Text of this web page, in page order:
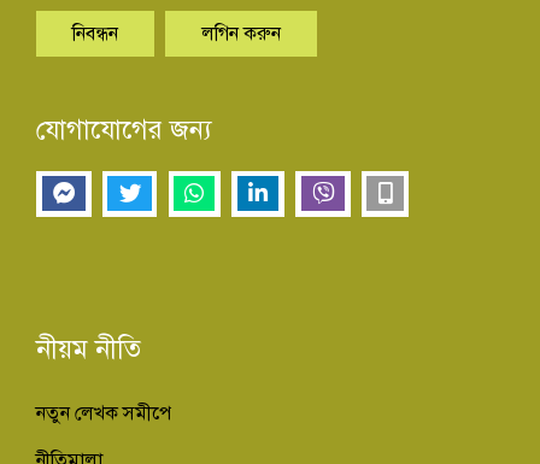
নিবন্ধন লগিন করুন
যোগাযোগের জন্য
নীয়ম নীতি
নতুন লেখক সমীপে